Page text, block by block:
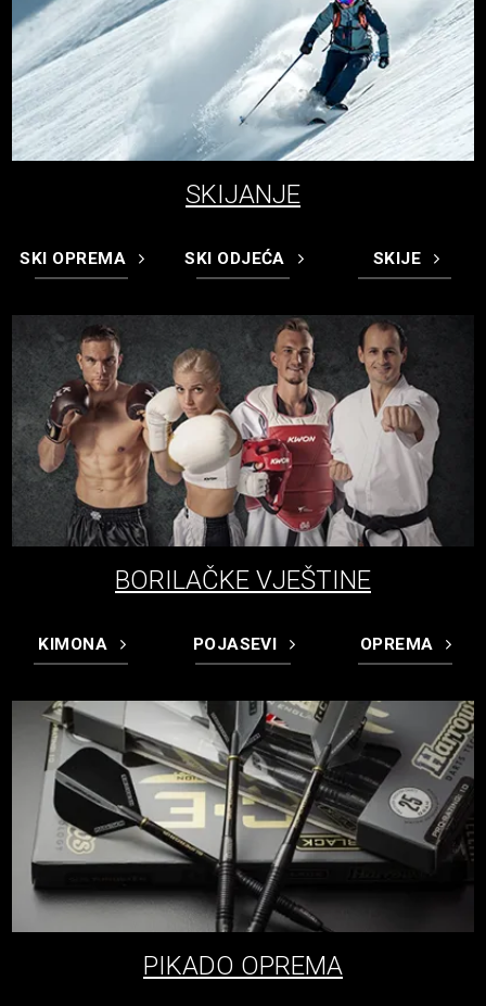
SKIJANJE
SKI OPREMA SKI ODJEĆA SKIJE
BORILAČKE VJEŠTINE
KIMONA POJASEVI OPREMA
PIKADO OPREMA